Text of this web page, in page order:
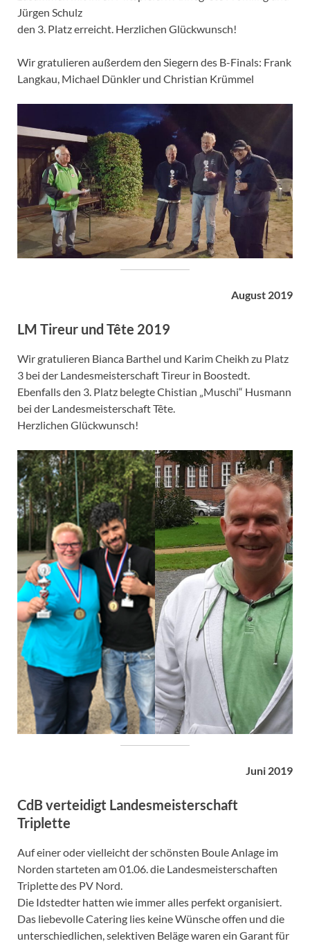
Jürgen Schulz
den 3. Platz erreicht. Herzlichen Glückwunsch!
Wir gratulieren außerdem den Siegern des B-Finals: Frank
Langkau, Michael Dünkler und Christian Krümmel
August 2019
LM Tireur und Tête 2019
Wir gratulieren Bianca Barthel und Karim Cheikh zu Platz
3 bei der Landesmeisterschaft Tireur in Boostedt.
Ebenfalls den 3. Platz belegte Chistian „Muschi“ Husmann
bei der Landesmeisterschaft Tête.
Herzlichen Glückwunsch!
Juni 2019
CdB verteidigt Landesmeisterschaft
Triplette
Auf einer oder vielleicht der schönsten Boule Anlage im
Norden starteten am 01.06. die Landesmeisterschaften
Triplette des PV Nord.
Die Idstedter hatten wie immer alles perfekt organisiert.
Das liebevolle Catering lies keine Wünsche offen und die
unterschiedlichen, selektiven Beläge waren ein Garant für